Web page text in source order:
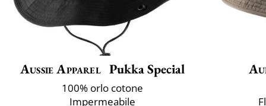
Aussie Apparel Pukka Special
100% orlo cotone
Impermeabile